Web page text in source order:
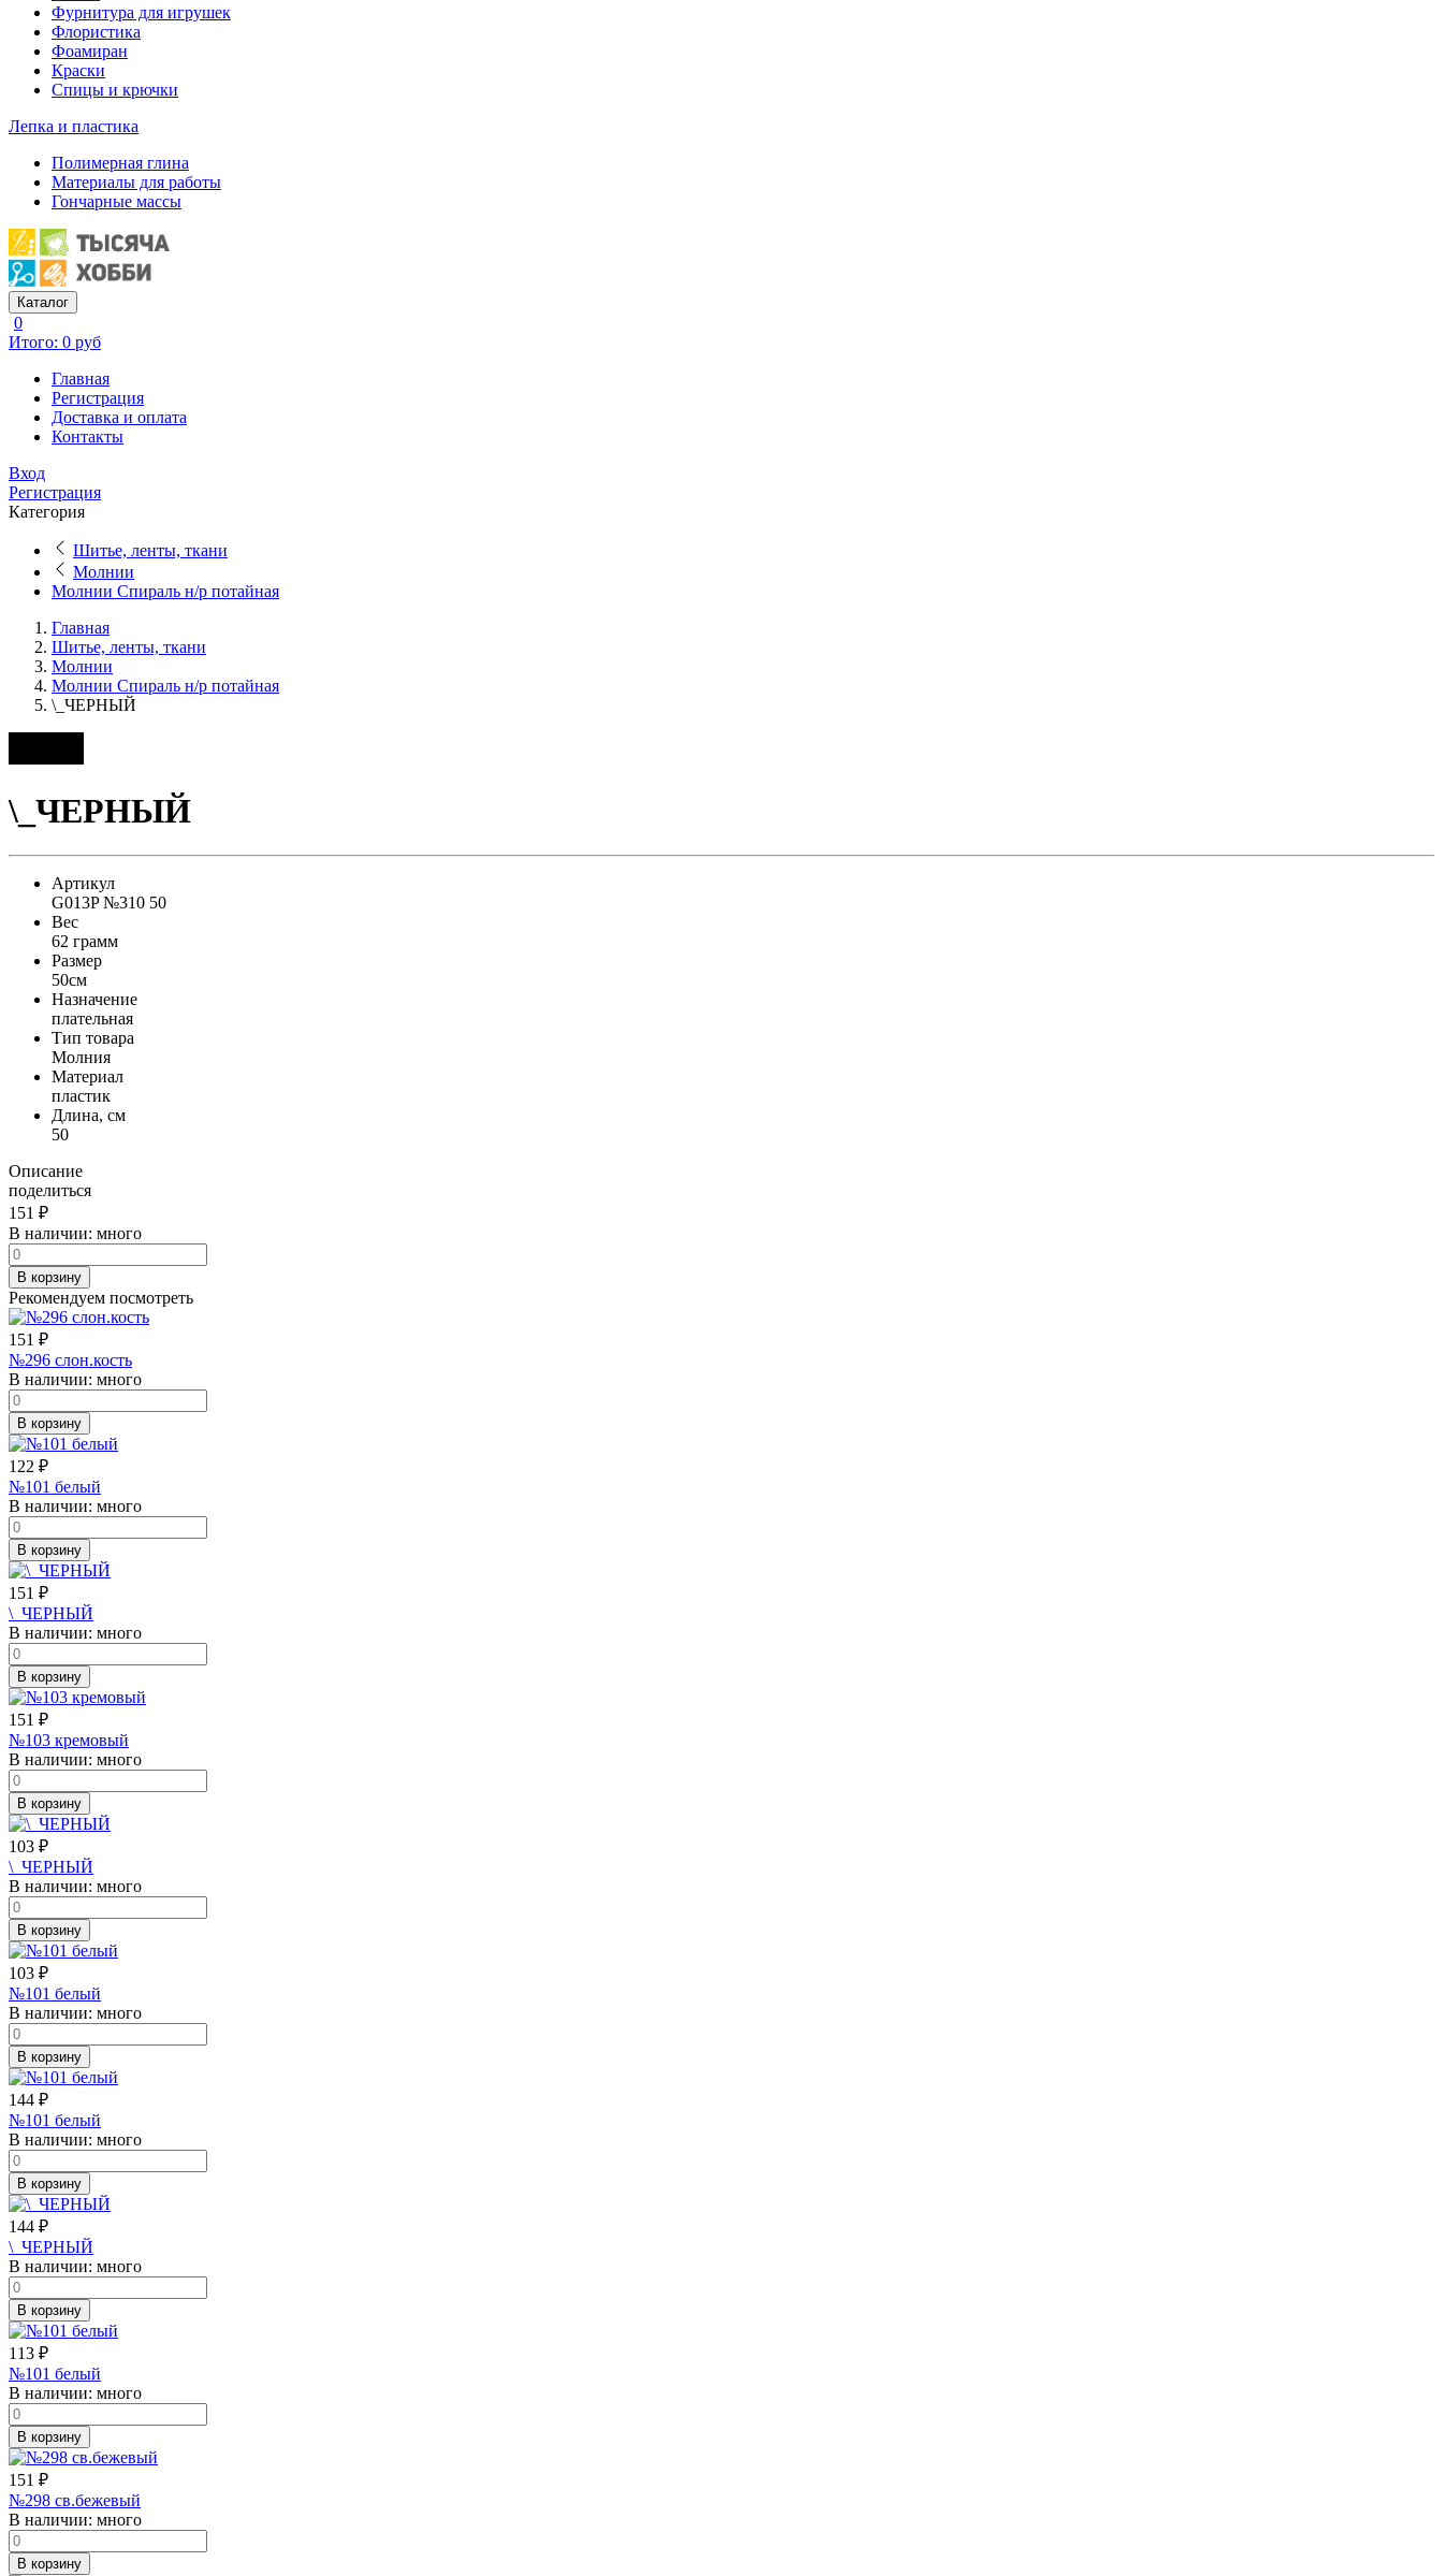
Фурнитура для игрушек
Флористика
Фоамиран
Краски
Спицы и крючки
Лепка и пластика
Полимерная глина
Материалы для работы
Гончарные массы
Каталог
0
Итого: 0 руб
Главная
Регистрация
Доставка и оплата
Контакты
Вход
Регистрация
Категория
Шитье, ленты, ткани
Молнии
Молнии Спираль н/р потайная
Главная
Шитье, ленты, ткани
Молнии
Молнии Спираль н/р потайная
\_ЧЕРНЫЙ
\_ЧЕРНЫЙ
Артикул
G013P №310 50
Вес
62 грамм
Размер
50см
Назначение
плательная
Тип товара
Молния
Материал
пластик
Длина, см
50
Описание
поделиться
151 ₽
В наличии: много
В корзину
Рекомендуем посмотреть
151 ₽
№296 слон.кость
В наличии: много
В корзину
122 ₽
№101 белый
В наличии: много
В корзину
151 ₽
\_ЧЕРНЫЙ
В наличии: много
В корзину
151 ₽
№103 кремовый
В наличии: много
В корзину
103 ₽
\_ЧЕРНЫЙ
В наличии: много
В корзину
103 ₽
№101 белый
В наличии: много
В корзину
144 ₽
№101 белый
В наличии: много
В корзину
144 ₽
\_ЧЕРНЫЙ
В наличии: много
В корзину
113 ₽
№101 белый
В наличии: много
В корзину
151 ₽
№298 св.бежевый
В наличии: много
В корзину